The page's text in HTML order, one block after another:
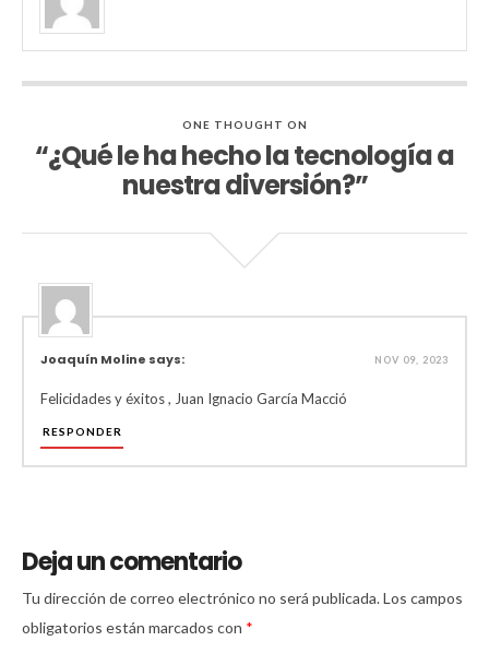
ONE THOUGHT ON
“¿Qué le ha hecho la tecnología a
nuestra diversión?”
Joaquín Moline says: NOV 09, 2023
Felicidades y éxitos , Juan Ignacio García Macció
RESPONDER
Deja un comentario
Tu dirección de correo electrónico no será publicada.Los campos
obligatorios están marcados con *